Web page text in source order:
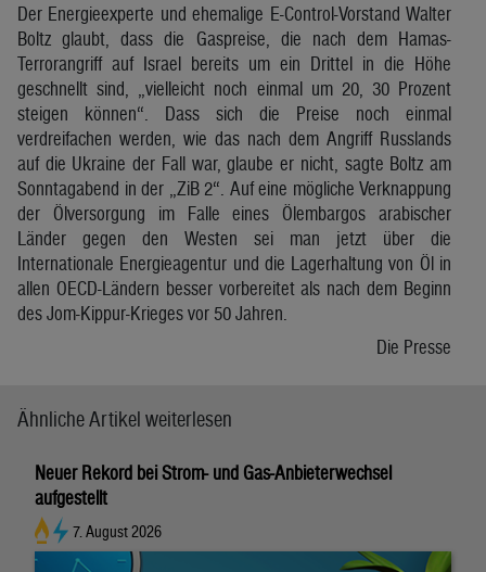
Der Energieexperte und ehemalige E-Control-Vorstand Walter
Boltz glaubt, dass die Gaspreise, die nach dem Hamas-
Terrorangriff auf Israel bereits um ein Drittel in die Höhe
geschnellt sind, „vielleicht noch einmal um 20, 30 Prozent
steigen können“. Dass sich die Preise noch einmal
verdreifachen werden, wie das nach dem Angriff Russlands
auf die Ukraine der Fall war, glaube er nicht, sagte Boltz am
Sonntagabend in der „ZiB 2“. Auf eine mögliche Verknappung
der Ölversorgung im Falle eines Ölembargos arabischer
Länder gegen den Westen sei man jetzt über die
Internationale Energieagentur und die Lagerhaltung von Öl in
allen OECD-Ländern besser vorbereitet als nach dem Beginn
des Jom-Kippur-Krieges vor 50 Jahren.
Die Presse
Ähnliche Artikel weiterlesen
Neuer Rekord bei Strom- und Gas-Anbieterwechsel
aufgestellt
7. August 2026